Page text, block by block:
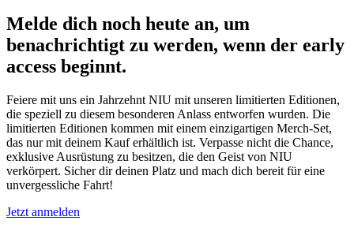
Melde dich noch heute an, um
benachrichtigt zu werden, wenn der early
access beginnt.
Feiere mit uns ein Jahrzehnt NIU mit unseren limitierten Editionen,
die speziell zu diesem besonderen Anlass entworfen wurden. Die
limitierten Editionen kommen mit einem einzigartigen Merch-Set,
das nur mit deinem Kauf erhältlich ist. Verpasse nicht die Chance,
exklusive Ausrüstung zu besitzen, die den Geist von NIU
verkörpert. Sicher dir deinen Platz und mach dich bereit für eine
unvergessliche Fahrt!
Jetzt anmelden